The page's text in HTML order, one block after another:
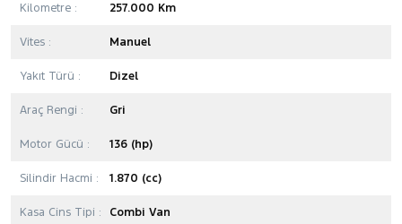
Kilometre : 257.000 Km
Vites : Manuel
Yakıt Türü : Dizel
Araç Rengi : Gri
Motor Gücü : 136 (hp)
Silindir Hacmi : 1.870 (cc)
Kasa Cins Tipi : Combi Van